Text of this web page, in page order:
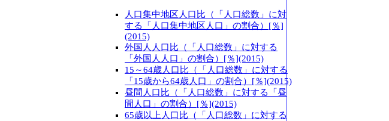
人口集中地区人口比（「人口総数」に対
する「人口集中地区人口」の割合）[％]
(2015)
外国人人口比（「人口総数」に対する
「外国人人口」の割合）[％](2015)
15～64歳人口比（「人口総数」に対する
「15歳から64歳人口」の割合）[％](2015)
昼間人口比（「人口総数」に対する「昼
間人口」の割合）[％](2015)
65歳以上人口比（「人口総数」に対する